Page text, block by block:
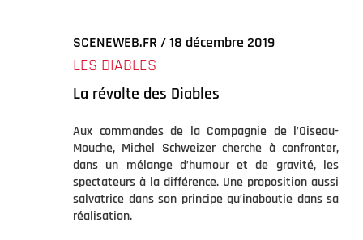
SCENEWEB.FR / 18 décembre 2019
LES DIABLES
La révolte des Diables
Aux commandes de la Compagnie de l’Oiseau-
Mouche, Michel Schweizer cherche à confronter,
dans un mélange d’humour et de gravité, les
spectateurs à la différence. Une proposition aussi
salvatrice dans son principe qu’inaboutie dans sa
réalisation.